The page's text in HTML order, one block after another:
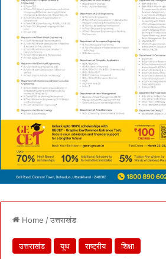
Home /उत्तराखंड
उत्तराखंड यूथ राष्ट्रीय शिक्षा